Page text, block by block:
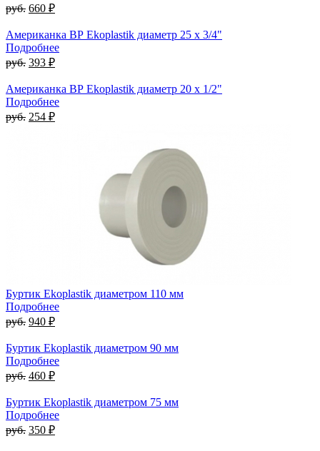
руб. 660 ₽
Американка ВР Ekoplastik диаметр 25 x 3/4"
Подробнее
руб. 393 ₽
Американка ВР Ekoplastik диаметр 20 x 1/2"
Подробнее
руб. 254 ₽
Буртик Ekoplastik диаметром 110 мм
Подробнее
руб. 940 ₽
Буртик Ekoplastik диаметром 90 мм
Подробнее
руб. 460 ₽
Буртик Ekoplastik диаметром 75 мм
Подробнее
руб. 350 ₽